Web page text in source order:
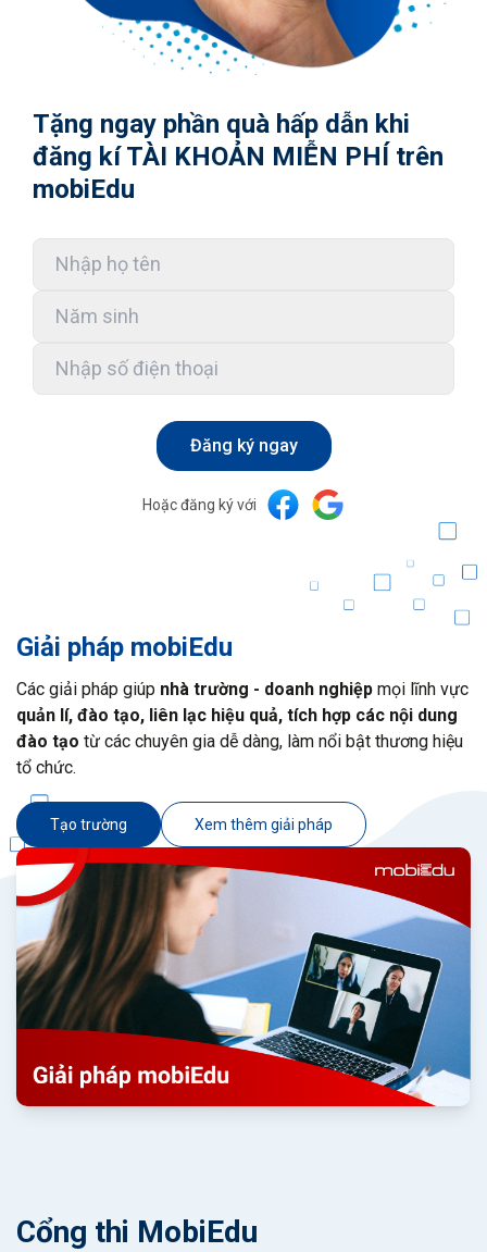
Tặng ngay phần quà hấp dẫn khi
đăng kí TÀI KHOẢN MIỄN PHÍ trên
mobiEdu
Đăng ký ngay
Hoặc đăng ký với
Giải pháp mobiEdu
Các giải pháp giúp nhà trường - doanh nghiệp mọi lĩnh vực
quản lí, đào tạo, liên lạc hiệu quả, tích hợp các nội dung
đào tạo từ các chuyên gia dễ dàng, làm nổi bật thương hiệu
tổ chức.
Tạo trường Xem thêm giải pháp
Cổng thi MobiEdu